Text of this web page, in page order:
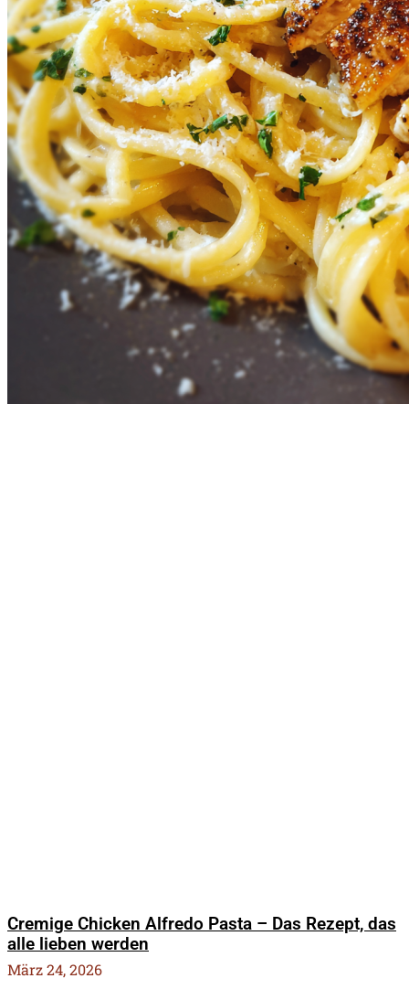
Cremige Chicken Alfredo Pasta – Das Rezept, das
alle lieben werden
März 24, 2026